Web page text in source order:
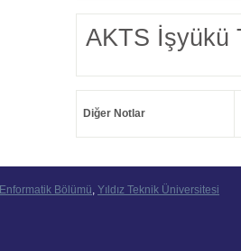
AKTS İşyükü
Diğer Notlar
Enformatik Bölümü, Yıldız Teknik Üniversitesi